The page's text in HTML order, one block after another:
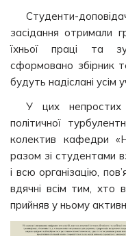
Студенти-
засідання отримали
їхньої праці та
сформовано збірник
будуть надіслані
У цих непростих
політичної
колектив кафедри
разом зі студентами
і всю організацію,
вдячні всім тим, хто
прийняв у ньому